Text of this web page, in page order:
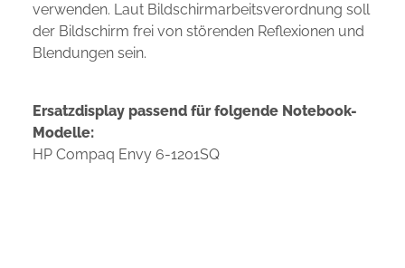
verwenden. Laut Bildschirmarbeitsverordnung soll
der Bildschirm frei von störenden Reflexionen und
Blendungen sein.
Ersatzdisplay passend für folgende Notebook-
Modelle:
HP Compaq Envy 6-1201SQ